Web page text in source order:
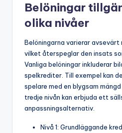
Belöningar
olika nivåer
Belöningarna varierar avsevärt
vilket återspeglar den insats
Vanliga belöningar inkluderar
spelkrediter. Till exempel kan
spelare med en blygsam
tredje nivån kan erbjuda ett
anpassningsalternativ.
Nivå 1: Grundläggande